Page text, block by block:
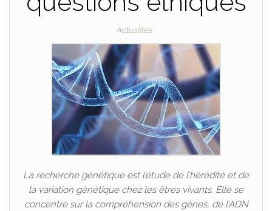
Actualités
La recherche génétique est l’étude de l’hérédité et de
la variation génétique chez les êtres vivants. Elle se
concentre sur la compréhension des gènes, de l’ADN